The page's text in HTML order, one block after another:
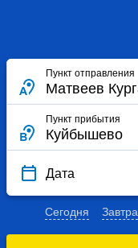
Пункт отправления
Пункт прибытия
Дата
Сегодня Завтра